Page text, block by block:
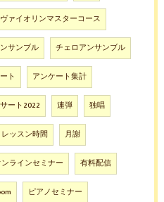
ヴァイオリンマスターコース
サンブル チェロアンサンブル
ト アンケート集計
ート2022 連弾 独唱
レッスン時間 月謝
ラインセミナー 有料配信
ピアノセミナー